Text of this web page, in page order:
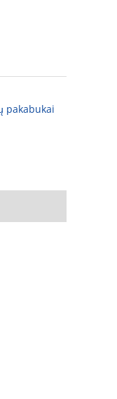
pakabukai